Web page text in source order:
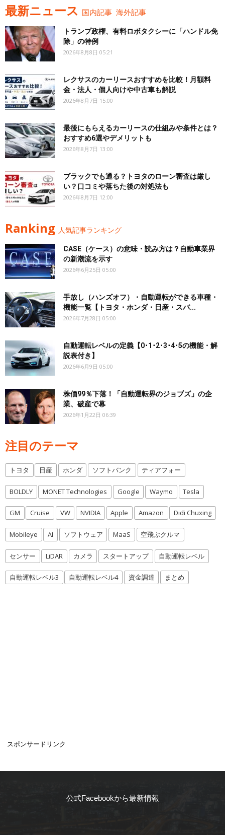
最新ニュース 国内記事 海外記事
トランプ政権、有料ロボタクシーに「ハンドル免
除」の特例
2026年8月8日 05:21
レクサスのカーリースおすすめを比較！月額料
金・法人・個人向けや中古車も解説
2026年8月7日 15:00
最後にもらえるカーリースの仕組みや条件とは？
おすすめ6選やデメリットも
2026年8月7日 13:00
ブラックでも通る？トヨタのローン審査は厳し
い？口コミや落ちた後の対処法も
2026年8月7日 12:00
Ranking 人気記事ランキング
CASE（ケース）の意味・読み方は？自動車業界
の新潮流を示す
2026年6月25日 05:00
手放し（ハンズオフ）・自動運転ができる車種・
機能一覧【トヨタ・ホンダ・日産・スバ...
2026年7月28日 05:00
自動運転レベルの定義【0･1･2･3･4･5の機能・解
説表付き】
2026年6月9日 05:00
株価99％下落！「自動運転界のジョブズ」の企
業、破産で幕
2026年1月22日 06:39
注目のテーマ
トヨタ 日産 ホンダ ソフトバンク ティアフォー
BOLDLY MONET Technologies Google Waymo Tesla
GM Cruise VW NVIDIA Apple Amazon Didi Chuxing
Mobileye AI ソフトウェア MaaS 空飛ぶクルマ
センサー LiDAR カメラ スタートアップ 自動運転レベル
自動運転レベル3 自動運転レベル4 資金調達 まとめ
スポンサードリンク
公式Facebookから最新情報